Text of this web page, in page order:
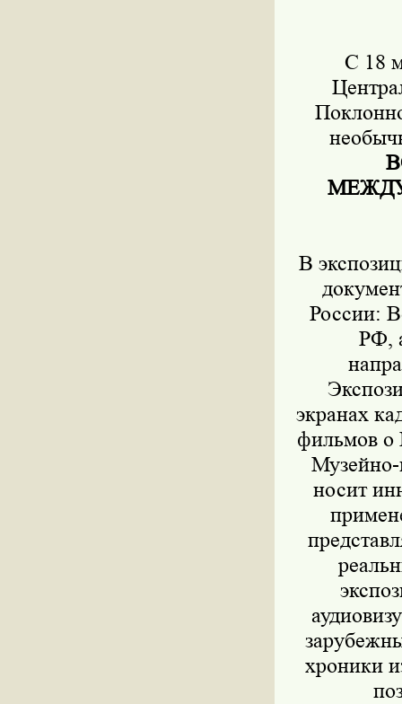
С 18
В
России:
РФ,
экранах
фильмов о
Музейно-
носит
хроники